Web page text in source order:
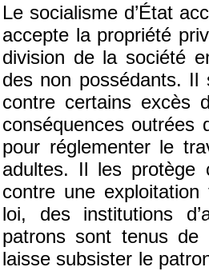
Le socialisme d’État
accepte la propriété
division de la société
des non possédants. Il
contre certains excès
conséquences outrées
pour réglementer le
adultes. Il les protège
contre une
loi, des institutions
patrons sont tenus de
laisse subsister le